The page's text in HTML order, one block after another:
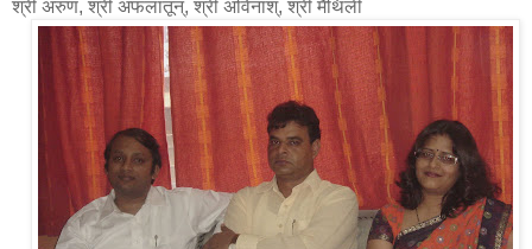
श्री अरुण, श्री अफलातून्, श्री अविनाश्, श्री मैथिली